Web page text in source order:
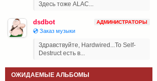
Здесь тоже ALAC...
dsdbot АДМИНИСТРАТОРЫ
💿 Заказ музыки
Здравствуйте, Hardwired...To Self-
Destruct есть в...
ОЖИДАЕМЫЕ АЛЬБОМЫ